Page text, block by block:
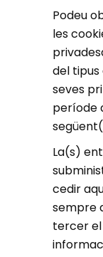
Podeu
les
del tipus
seves
període
La(s)
cedir
sempre
tercer el